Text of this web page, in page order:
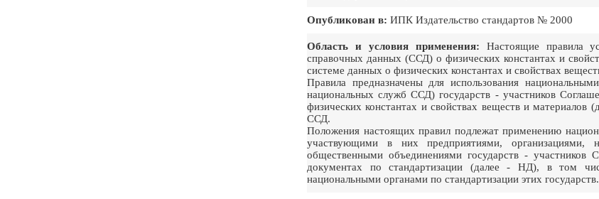
Опубликован в: ИПК Издательство стандартов № 2000
Область и условия применения: Настоящие правила
справочных данных (ССД) о физических константах и
системе данных о физических константах и свойствах
Правила предназначены для использования
национальных служб ССД) государств - участников
физических константах и свойствах веществ и материалов
ССД.
Положения настоящих правил подлежат применению
участвующими в них предприятиями, организациями,
общественными объединениями государств -
документах по стандартизации (далее - НД), в том
национальными органами по стандартизации этих государств.